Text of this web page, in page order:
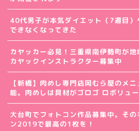
40代男子が本気ダイエット（7週目）
できなくなってきた
カヤッカー必見！三重県南伊勢町が
カヤックインストラクター募集中
【新橋】肉めし専門店岡むら屋のメ
能。肉めしは具材がゴロゴ ロボリュ
大台町でフォトコン作品募集中。そ
ン2019で最高の1枚を！